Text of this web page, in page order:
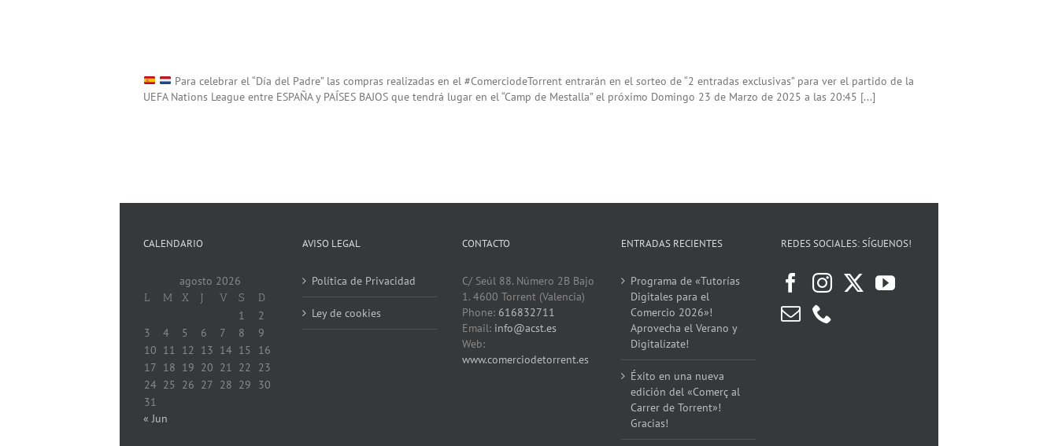
Para celebrar el “Día del Padre” las compras realizadas en el #ComerciodeTorrent entrarán en el sorteo de “2 entradas exclusivas” para ver el partido de la
UEFA Nations League entre ESPAÑA y PAÍSES BAJOS que tendrá lugar en el “Camp de Mestalla” el próximo Domingo 23 de Marzo de 2025 a las 20:45 [...]
CALENDARIO
agosto 2026
L M X J V S D
1
2
3
4 5 6 7 8
9
10 11 12 13 14 15
16
17 18 19 20 21 22
23
24 25 26 27 28 29
30
31
« Jun
AVISO LEGAL
Política de Privacidad
Ley de cookies
CONTACTO
C/ Seúl 88. Número 2B Bajo
1. 4600 Torrent (Valencia)
Phone: 616832711
Email: info@acst.es
Web:
www.comerciodetorrent.es
ENTRADAS RECIENTES
Programa de «Tutorías
Digitales para el
Comercio 2026»!
Aprovecha el Verano y
Digitalízate!
Éxito en una nueva
edición del «Comerç al
Carrer de Torrent»!
Gracias!
REDES SOCIALES: SÍGUENOS!